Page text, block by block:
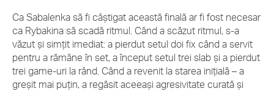
Ca Sabalenka să fi câștigat această finală ar fi fost necesar
ca Rybakina să scadă ritmul. Când a scăzut ritmul, s-a
văzut și simțit imediat: a pierdut setul doi fix când a servit
pentru a rămâne în set, a început setul trei slab și a pierdut
trei game-uri la rând. Când a revenit la starea inițială – a
greșit mai puțin, a regăsit aceeași agresivitate curată și